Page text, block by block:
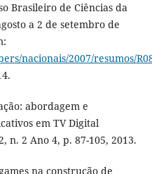
Brasileiro de Ciências da
a 2 de setembro de
nacionais/2007/resumos/
abordagem e
em TV Digital
n. 2 Ano 4, p. 87-105, 2013.
na construção de